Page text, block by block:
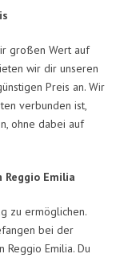
großen Wert auf
wir dir unseren
Preis an. Wir
verbunden ist,
ohne dabei auf
Emilia
zu ermöglichen.
bei der
Emilia. Du